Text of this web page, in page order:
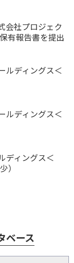
会社プロジェク
有報告書を提出
ディングス＜
ディングス＜
ディングス＜
）
ベース